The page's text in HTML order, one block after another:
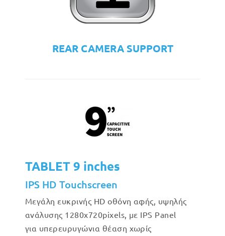
REAR CAMERA SUPPORT
TABLET 9 inches
IPS HD Touchscreen
Μεγάλη ευκρινής HD οθόνη αφής, υψηλής
ανάλυσης 1280x720pixels, με IPS Panel
για υπερευρυγώνια θέαση χωρίς